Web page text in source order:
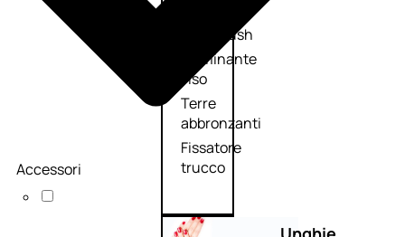
Fard/Blush
Illuminante
viso
Terre
abbronzanti
Fissatore
trucco
Accessori